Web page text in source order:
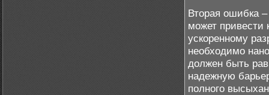
Вторая ошибка
может привести
ускоренному
необходимо
должен быть
надежную
полного